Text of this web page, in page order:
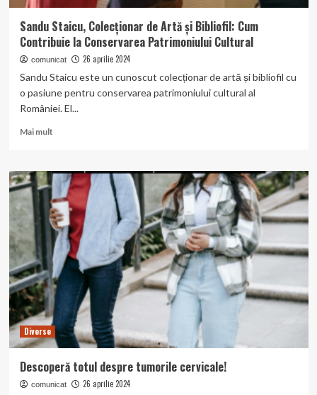
Sandu Staicu, Colecționar de Artă și Bibliofil: Cum
Contribuie la Conservarea Patrimoniului Cultural
comunicat 26 aprilie 2024
Sandu Staicu este un cunoscut colecționar de artă și bibliofil cu
o pasiune pentru conservarea patrimoniului cultural al
României. El...
Mai multRead
Sandu
Staicu,
Colecționar
de
Artă
și
Bibliofil:
Cum
Contribuie
la
Conservarea
Patrimoniului
Cultural
Diverse
Descoperă totul despre tumorile cervicale!
comunicat 26 aprilie 2024